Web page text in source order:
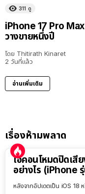
311 ดู
iPhone 17 Pro
วางขายหนึ่งปี
โดย Thitirath Kinaret
2 วันที่แล้ว
อ่านเพิ่มเติม
เรื่องห้ามพลาด
ไอคอนโหมดปิดเสี
อย่างไร (iPhone
หลังจากอัปเดตเป็น iOS 18